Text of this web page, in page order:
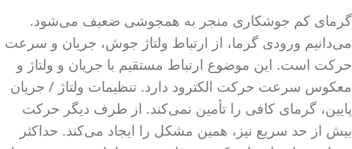
گرمای کم جوشکاری منجر به همجوشی ضعیف می‌شود.
می‌دانیم ورودی گرما، از ارتباط ولتاژ جوش، جریان و سرعت
حرکت است. این موضوع ارتباط مستقیم با جریان و ولتاژ و
معکوس سرعت حرکت الکترود دارد. تنظیمات ولتاژ / جریان
پایین، گرمای کافی را تأمین نمی‌کند. از طرف دیگر حرکت
بیش از حد سریع نیز، همین مشکل را ایجاد می‌کند. حداکثر